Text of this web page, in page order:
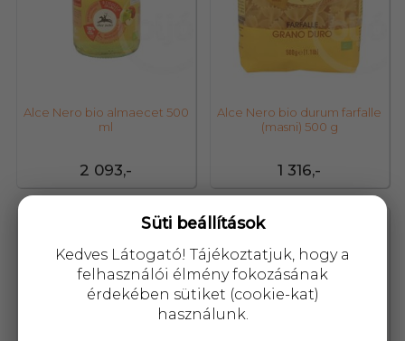
2 093,-
Alce Nero bio almaecet 500
ml
1 316,-
Alce Nero bio durum farfalle
(masni) 500 g
25846
Süti beállítások
Kedves Látogató! Tájékoztatjuk, hogy a
felhasználói élmény fokozásának
érdekében sütiket (cookie-kat)
használunk.